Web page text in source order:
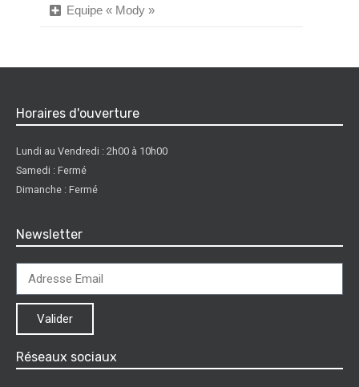
Equipe « Mody »
Horaires d'ouverture
Lundi au Vendredi : 2h00 à 10h00
Samedi : Fermé
Dimanche : Fermé
Newsletter
Valider
Réseaux sociaux